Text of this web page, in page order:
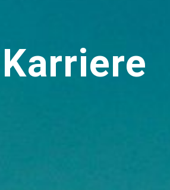
Karriere